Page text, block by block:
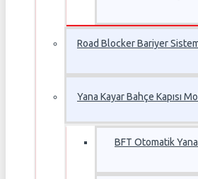
Road Blocker Bariyer
Yana Kayar Bahçe Kapısı
BFT Otomatik